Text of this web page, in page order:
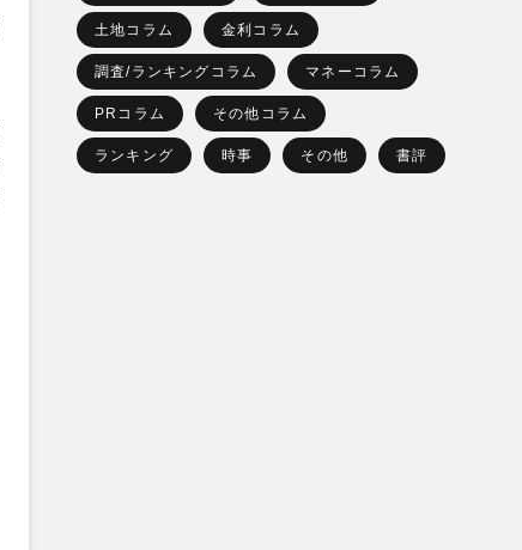
土地コラム 金利コラム
調査/ランキングコラム マネーコラム
PRコラム その他コラム
ランキング 時事 その他 書評